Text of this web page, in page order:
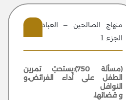
منهاج الصالحين – العبادات –
الجزء 1
(مسألة 750):يستحبّ تمرين
الطفل على أداء الفرائض،و
النوافل
و قضائها،